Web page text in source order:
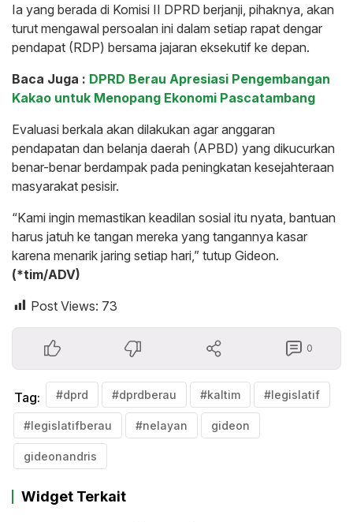
Ia yang berada di Komisi II DPRD berjanji, pihaknya, akan
turut mengawal persoalan ini dalam setiap rapat dengar
pendapat (RDP) bersama jajaran eksekutif ke depan.
Baca Juga : DPRD Berau Apresiasi Pengembangan
Kakao untuk Menopang Ekonomi Pascatambang
Evaluasi berkala akan dilakukan agar anggaran
pendapatan dan belanja daerah (APBD) yang dikucurkan
benar-benar berdampak pada peningkatan kesejahteraan
masyarakat pesisir.
“Kami ingin memastikan keadilan sosial itu nyata, bantuan
harus jatuh ke tangan mereka yang tangannya kasar
karena menarik jaring setiap hari,” tutup Gideon.
(*tim/ADV)
Post Views: 73
0
Tag: #dprd #dprdberau #kaltim #legislatif
#legislatifberau #nelayan gideon
gideonandris
Widget Terkait